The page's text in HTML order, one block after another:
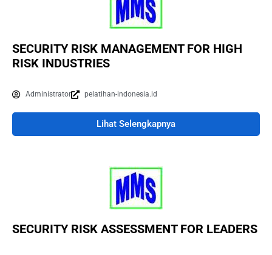
SECURITY RISK MANAGEMENT FOR HIGH
RISK INDUSTRIES
Administrator pelatihan-indonesia.id
Lihat Selengkapnya
SECURITY RISK ASSESSMENT FOR LEADERS